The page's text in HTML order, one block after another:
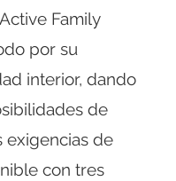
Family
por su
interior, dando
de
exigencias de
con tres